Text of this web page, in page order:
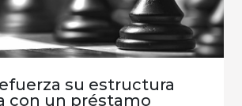
su estructura
con un préstamo